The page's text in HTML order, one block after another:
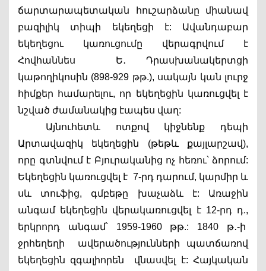
ճարտարապետական հուշարձանը միանավ
բազիլիկ տիպի եկեղեցի է: Ավանդաբար
եկեղեցու կառուցումը վերագրվում է
Հովհաննես  Ե․ Դրասխանակերտցի
կաթողիկոսին (898-929 թթ.), սակայն կան լուրջ
հիմքեր համարելու, որ եկեղեցին կառուցվել է
նշված ժամանակից էապես վաղ:
Այնուհետև ոտքով կիջնենք դեպի
Արտավազիկ եկեղեցին (թեթև քայլարշավ),
որը գտնվում է Բյուրականից ոչ հեռու՝ ձորում:
Եկեղեցին կառուցվել է  7-րդ դարում, կարմիր և
սև տուֆից, գմբեթը խաչաձև է: Առաջին
անգամ եկեղեցին վերակառուցվել է 12-րդ դ.,
երկրորդ անգամ՝ 1959-1960 թթ.: 1840 թ․-ի
ջրհեղեղի  ավերածությունների պատճառով
եկեղեցին զգալիորեն  վնասվել է: Հայկական